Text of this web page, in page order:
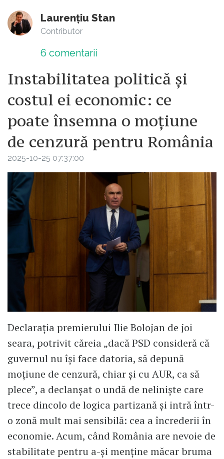
Laurențiu Stan
Contributor
6 comentarii
Instabilitatea politică și
costul ei economic: ce
poate însemna o moțiune
de cenzură pentru România
2025-10-25 07:37:00
Declarația premierului Ilie Bolojan de joi
seara, potrivit căreia „dacă PSD consideră că
guvernul nu își face datoria, să depună
moțiune de cenzură, chiar și cu AUR, ca să
plece”, a declanșat o undă de neliniște care
trece dincolo de logica partizană și intră într-
o zonă mult mai sensibilă: cea a încrederii în
economie. Acum, când România are nevoie de
stabilitate pentru a-și menține măcar bruma